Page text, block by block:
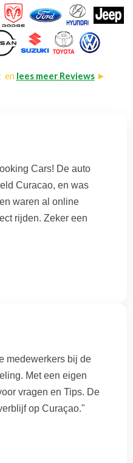
: en lees meer Reviews►
Cars! De auto
Curacao, en was
waren al online
rijden. Zeker een
medewerkers bij de
Met een eigen
vragen en Tips. De
op Curaçao."